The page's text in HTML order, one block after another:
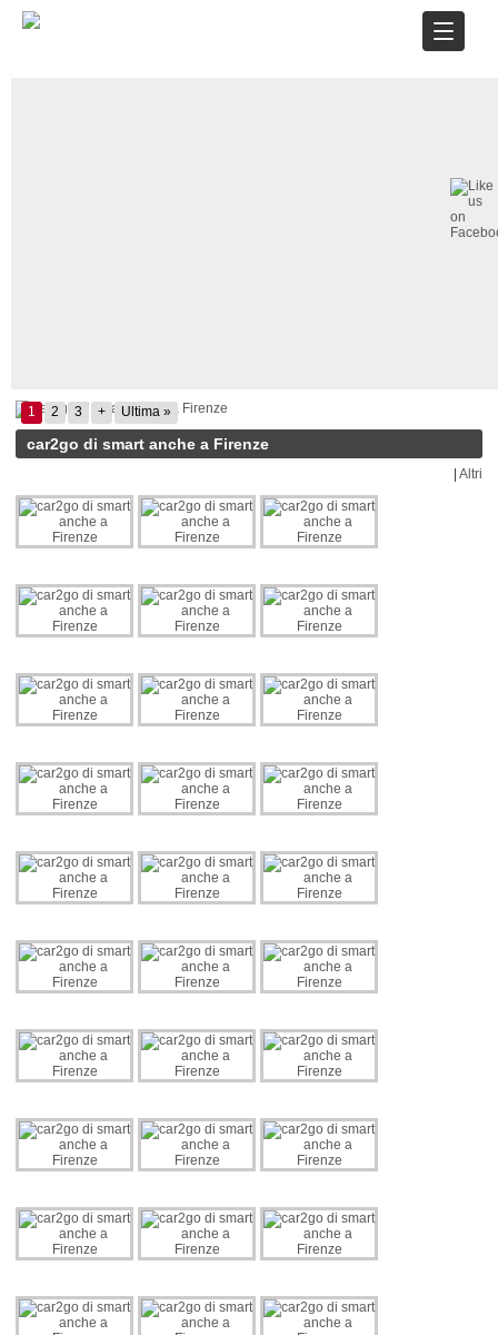
1 2 3 + Ultima »
car2go di smart anche a Firenze
Altri